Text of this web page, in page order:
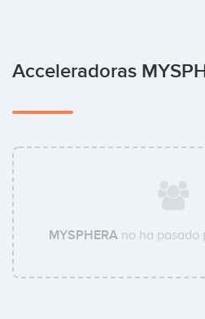
Acceleradoras
MYSPHERAno ha pasado